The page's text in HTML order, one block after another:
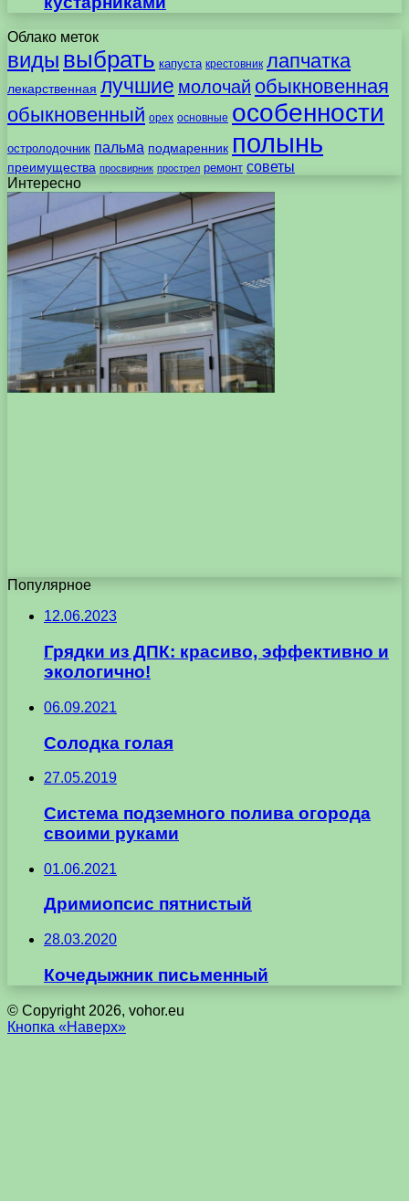
Облако меток
виды выбрать капуста крестовник лапчатка
лекарственная лучшие молочай обыкновенная
обыкновенный орех основные особенности
остролодочник пальма подмаренник полынь
преимущества просвирник прострел ремонт советы
Интересно
Популярное
12.06.2023
Грядки из ДПК: красиво, эффективно и
экологично!
06.09.2021
Солодка голая
27.05.2019
Система подземного полива огорода
своими руками
01.06.2021
Дримиопсис пятнистый
28.03.2020
Кочедыжник письменный
© Copyright 2026, vohor.eu
Кнопка «Наверх»